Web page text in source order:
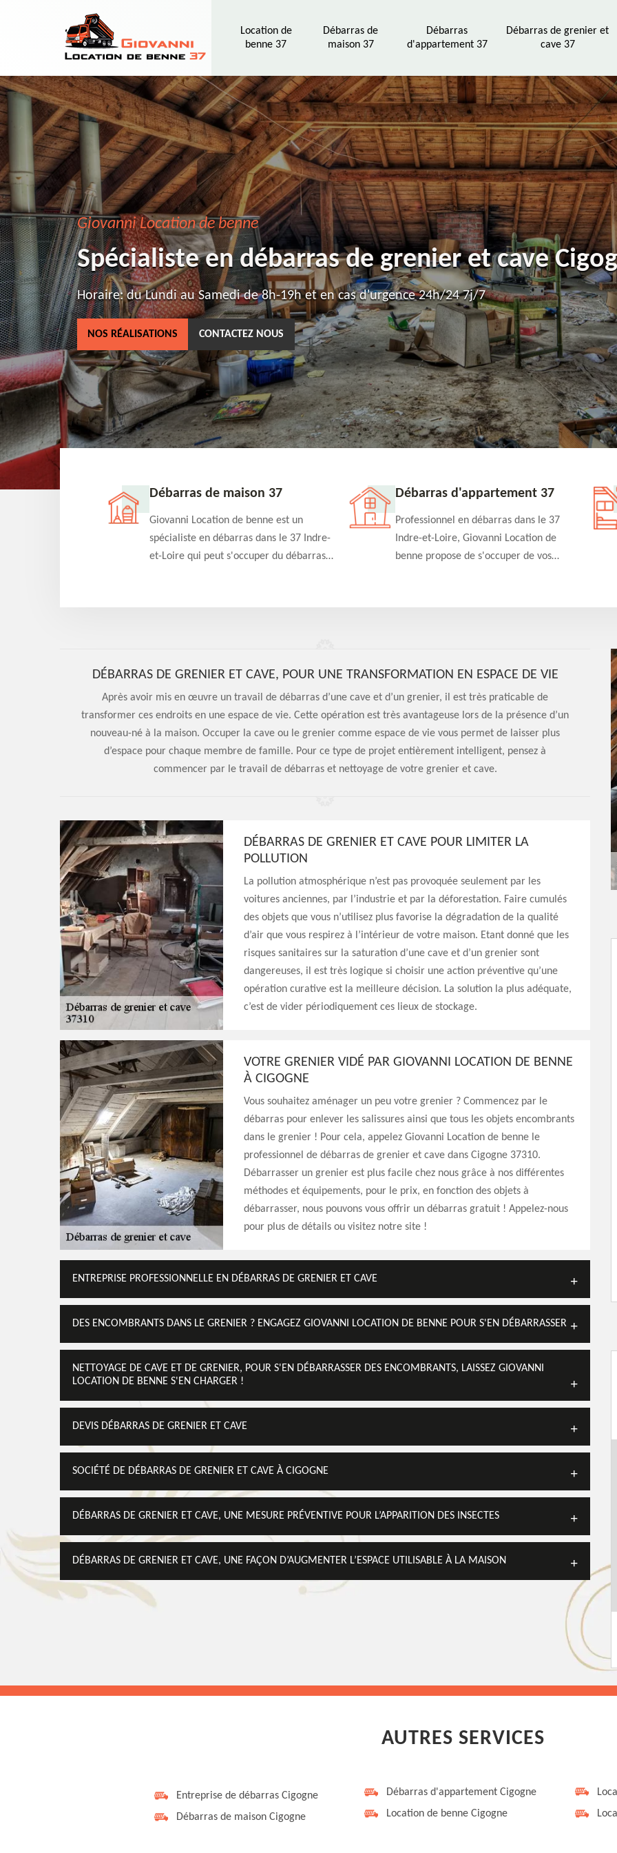
Location de
benne 37
Débarras de
maison 37
Débarras
d'appartement 37
Débarras de grenier et
cave 37
Giovanni Location de benne
Spécialiste en débarras de grenier et cave
Horaire: du Lundi au Samedi de 8h-19h et en cas d'urgence 24h/24 7j/7
NOS RÉALISATIONS CONTACTEZ NOUS
37 Débarras de maison 37
Giovanni Location de benne est un
spécialiste en débarras dans le 37 Indre-
et-Loire qui peut s'occuper du débarras
et efficace
Débarras d'appartement 37
Professionnel en débarras dans le 37
Indre-et-Loire, Giovanni Location de
benne propose de s'occuper de vos
qualité en toute circonstance
DÉBARRAS DE GRENIER ET CAVE, POUR UNE TRANSFORMATION EN ESPACE DE VIE
Après avoir mis en œuvre un travail de débarras d’une cave et d’un grenier, il est très praticable de
transformer ces endroits en une espace de vie. Cette opération est très avantageuse lors de la présence d’un
nouveau-né à la maison. Occuper la cave ou le grenier comme espace de vie vous permet de laisser plus
d’espace pour chaque membre de famille. Pour ce type de projet entièrement intelligent, pensez à
commencer par le travail de débarras et nettoyage de votre grenier et cave.
DÉBARRAS DE GRENIER ET CAVE POUR LIMITER LA
POLLUTION
La pollution atmosphérique n’est pas provoquée seulement par les
voitures anciennes, par l’industrie et par la déforestation. Faire cumulés
des objets que vous n’utilisez plus favorise la dégradation de la qualité
d’air que vous respirez à l’intérieur de votre maison. Etant donné que les
risques sanitaires sur la saturation d’une cave et d’un grenier sont
dangereuses, il est très logique si choisir une action préventive qu’une
opération curative est la meilleure décision. La solution la plus adéquate,
c’est de vider périodiquement ces lieux de stockage.
VOTRE GRENIER VIDÉ PAR GIOVANNI LOCATION DE BENNE
À CIGOGNE
Vous souhaitez aménager un peu votre grenier ? Commencez par le
débarras pour enlever les salissures ainsi que tous les objets encombrants
dans le grenier ! Pour cela, appelez Giovanni Location de benne le
professionnel de débarras de grenier et cave dans Cigogne 37310.
Débarrasser un grenier est plus facile chez nous grâce à nos différentes
méthodes et équipements, pour le prix, en fonction des objets à
débarrasser, nous pouvons vous offrir un débarras gratuit ! Appelez-nous
pour plus de détails ou visitez notre site !
ENTREPRISE PROFESSIONNELLE EN DÉBARRAS DE GRENIER ET CAVE
DES ENCOMBRANTS DANS LE GRENIER ? ENGAGEZ GIOVANNI LOCATION DE BENNE POUR S'EN DÉBARRASSER
NETTOYAGE DE CAVE ET DE GRENIER, POUR S'EN DÉBARRASSER DES ENCOMBRANTS, LAISSEZ GIOVANNI
LOCATION DE BENNE S'EN CHARGER !
DEVIS DÉBARRAS DE GRENIER ET CAVE
SOCIÉTÉ DE DÉBARRAS DE GRENIER ET CAVE À CIGOGNE
DÉBARRAS DE GRENIER ET CAVE, UNE MESURE PRÉVENTIVE POUR L’APPARITION DES INSECTES
DÉBARRAS DE GRENIER ET CAVE, UNE FAÇON D’AUGMENTER L’ESPACE UTILISABLE À LA MAISON
AUTRES SERVICES
Entreprise de débarras Cigogne
Débarras de maison Cigogne
Débarras d'appartement Cigogne
Location de benne Cigogne